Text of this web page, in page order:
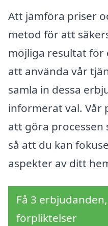
Att jämföra priser
metod för att
möjliga resultat för
att använda vår
samla in dessa
informerat val.
att göra processen
så att du kan
aspekter av ditt
Få 3
förpliktelser